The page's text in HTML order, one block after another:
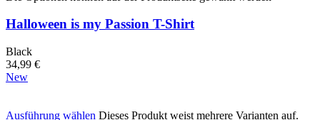
Halloween is my Passion T-Shirt
Black
34,99 €
New
Ausführung wählen Dieses Produkt weist mehrere Varianten auf.